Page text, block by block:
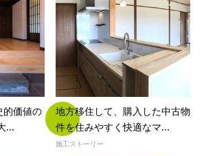
的価値の
...
地方移住して、購入した中古物
件を住みやすく快適なマ...
施工ストーリー